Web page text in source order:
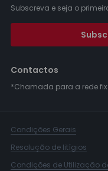
Subscreva e seja o
Contactos
*Chamada para a rede
Condições Gerais
Resolução de litígios
Condições de Utilização